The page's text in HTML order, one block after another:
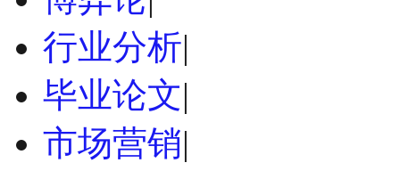
行业分析|
毕业论文|
市场营销|